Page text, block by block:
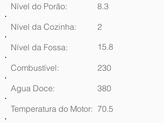
Nível do Porão:
8.3
Nível da Cozinha:
2
Nível da Fossa:
15.8
Combustível:
230
Agua Doce:
380
Temperatura do Motor: 70.5